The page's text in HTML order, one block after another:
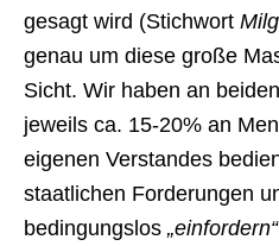
gesagt wird (Stichwort
genau um diese große
Sicht. Wir haben an
jeweils ca. 15-20% an
eigenen Verstandes
staatlichen Forderungen
bedingungslos „einfordern“